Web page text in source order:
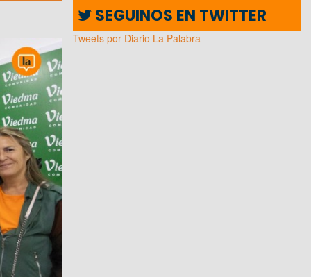
SEGUINOS EN TWITTER
Tweets por Diario La Palabra